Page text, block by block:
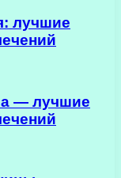
лучшие
— лучшие